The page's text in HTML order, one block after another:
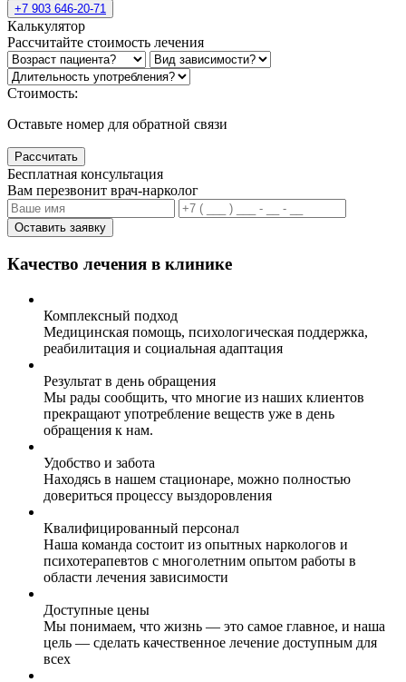
+7 903 646-20-71
Калькулятор
Рассчитайте стоимость лечения
Стоимость:
Оставьте номер для обратной связи
Рассчитать
Бесплатная консультация
Вам перезвонит врач-нарколог
Оставить заявку
Качество лечения в клинике
Комплексный подход
Медицинская помощь, психологическая поддержка,
реабилитация и социальная адаптация
Результат в день обращения
Мы рады сообщить, что многие из наших клиентов
прекращают употребление веществ уже в день
обращения к нам.
Удобство и забота
Находясь в нашем стационаре, можно полностью
довериться процессу выздоровления
Квалифицированный персонал
Наша команда состоит из опытных наркологов и
психотерапевтов с многолетним опытом работы в
области лечения зависимости
Доступные цены
Мы понимаем, что жизнь — это самое главное, и наша
цель — сделать качественное лечение доступным для
всех